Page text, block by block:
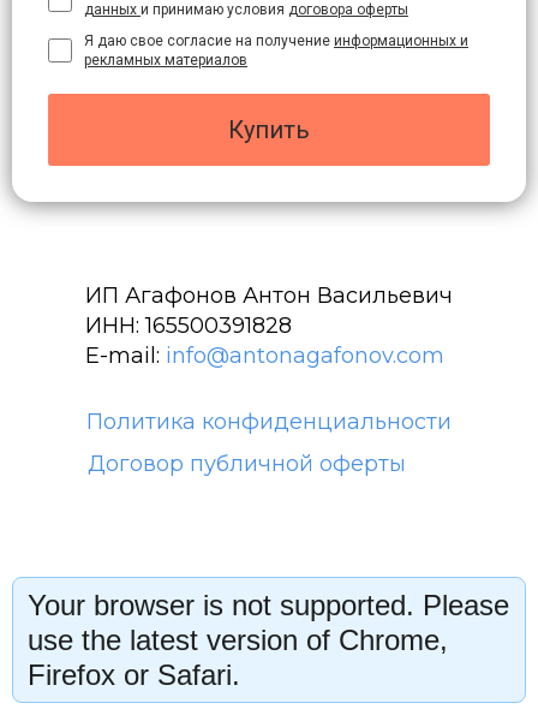
данных и принимаю условия договора оферты
Я даю свое согласие на получение информационных и
рекламных материалов
Купить
ИП Агафонов Антон Васильевич
ИНН: 165500391828
E-mail: info@antonagafonov.com
Политика конфиденциальности
Договор публичной оферты
Your browser is not supported. Please
use the latest version of Chrome,
Firefox or Safari.